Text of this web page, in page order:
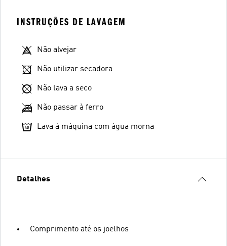
INSTRUÇÕES DE LAVAGEM
Não alvejar
Não utilizar secadora
Não lava a seco
Não passar à ferro
Lava à máquina com água morna
Detalhes
Comprimento até os joelhos